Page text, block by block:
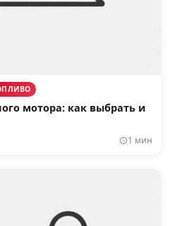
мотора: как выбрать и
1 мин